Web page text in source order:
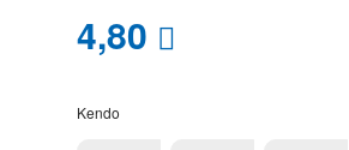
4,80
Kendo